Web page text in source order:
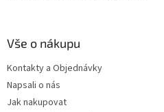
Vše o nákupu
Kontakty a Objednávky
Napsali o nás
Jak nakupovat